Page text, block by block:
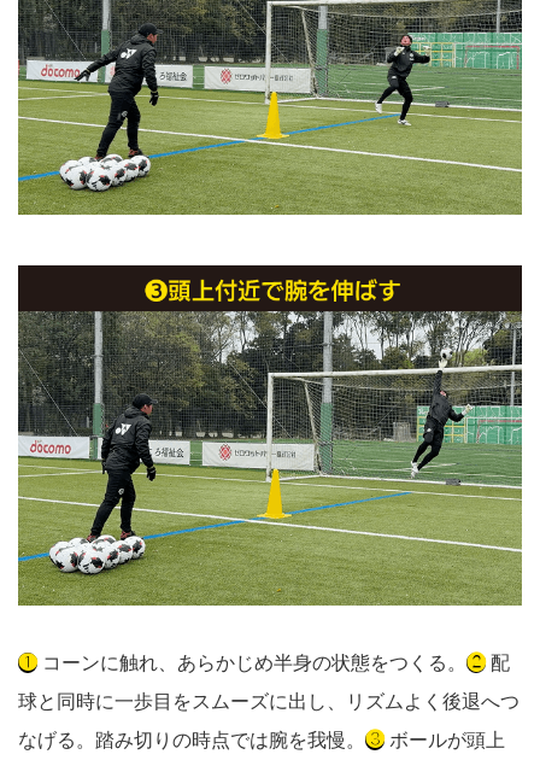
❶ コーンに触れ、あらかじめ半身の状態をつくる。 ❷ 配
球と同時に一歩目をスムーズに出し、リズムよく後退へつ
なげる。踏み切りの時点では腕を我慢。 ❸ ボールが頭上